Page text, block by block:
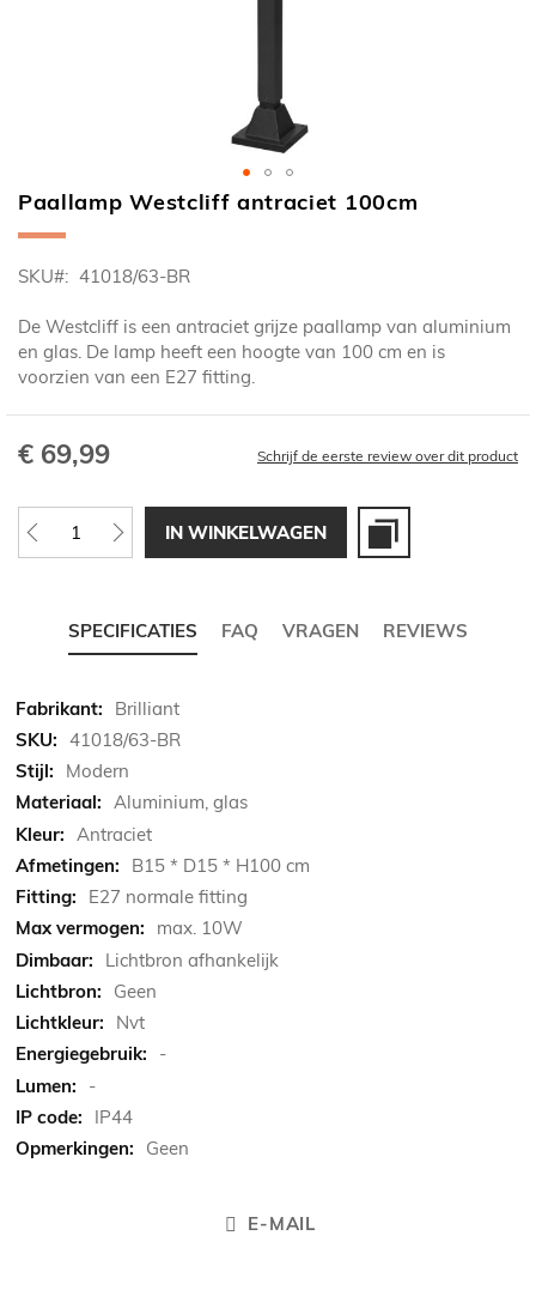
Ga
naar
begin
de
afbeeldingen-
gallerij
Paallamp Westcliff antraciet 100cm
SKU 41018/63-BR
De Westcliff is een antraciet grijze paallamp van aluminium
en glas. De lamp heeft een hoogte van 100 cm en is
voorzien van een E27 fitting.
€ 69,99 Schrijf de eerste review over dit product
IN WINKELWAGEN
SPECIFICATIES FAQ VRAGEN REVIEWS
Meer
informatie
Brilliant
41018/63-BR
Modern
Aluminium, glas
Antraciet
B15 * D15 * H100 cm
E27 normale fitting
max. 10W
Lichtbron afhankelijk
Geen
Nvt
-
-
IP44
Geen
E-MAIL